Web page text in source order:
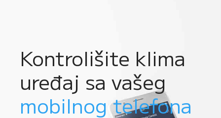
Kontrolišite klima
uređaj sa vašeg
mobilnog telefona